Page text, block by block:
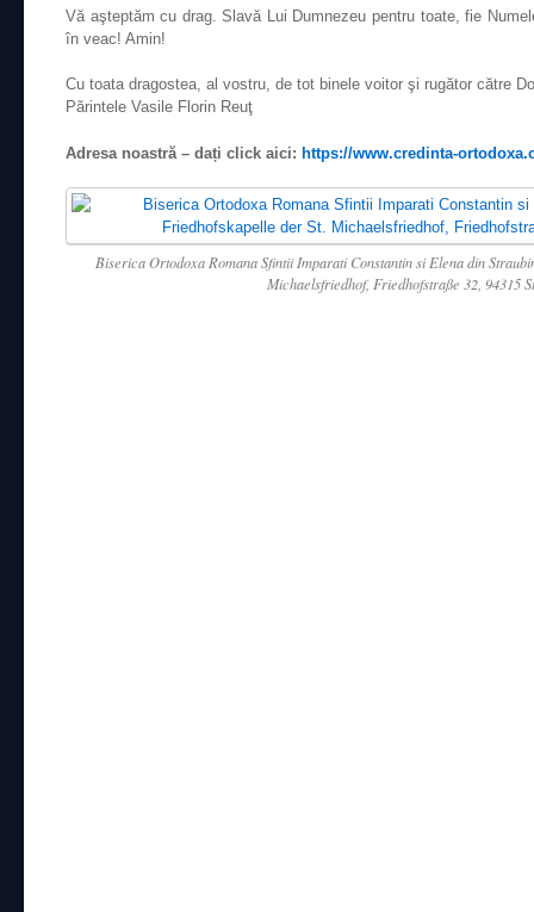
Vă aşteptăm cu drag. Slavă Lui Dumnezeu pentru toate, fie
în veac! Amin!
Cu toata dragostea, al vostru, de tot binele voitor şi rugător către
Părintele Vasile Florin Reuţ
Adresa noastră – dați click aici: https://www.credinta-
Biserica Ortodoxa Romana Sfintii Imparati Constantin si Elena din
Michaelsfriedhof, Friedhofstraße 32, 94315